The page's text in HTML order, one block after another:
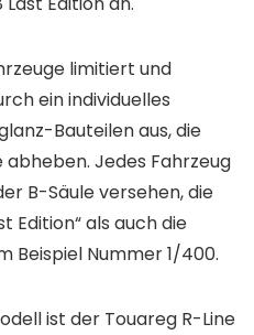
limitiert und
ein individuelles
Bauteilen aus, die
Jedes Fahrzeug
B-Säule versehen, die
Edition“ als auch die
Beispiel Nummer 1/400.
ist der Touareg R-Line